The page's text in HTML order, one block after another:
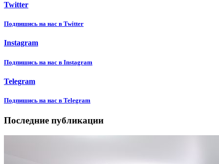
Twitter
Подпишиcь на нас в Twitter
Instagram
Подпишиcь на нас в Instagram
Telegram
Подпишиcь на нас в Telegram
Последние публикации